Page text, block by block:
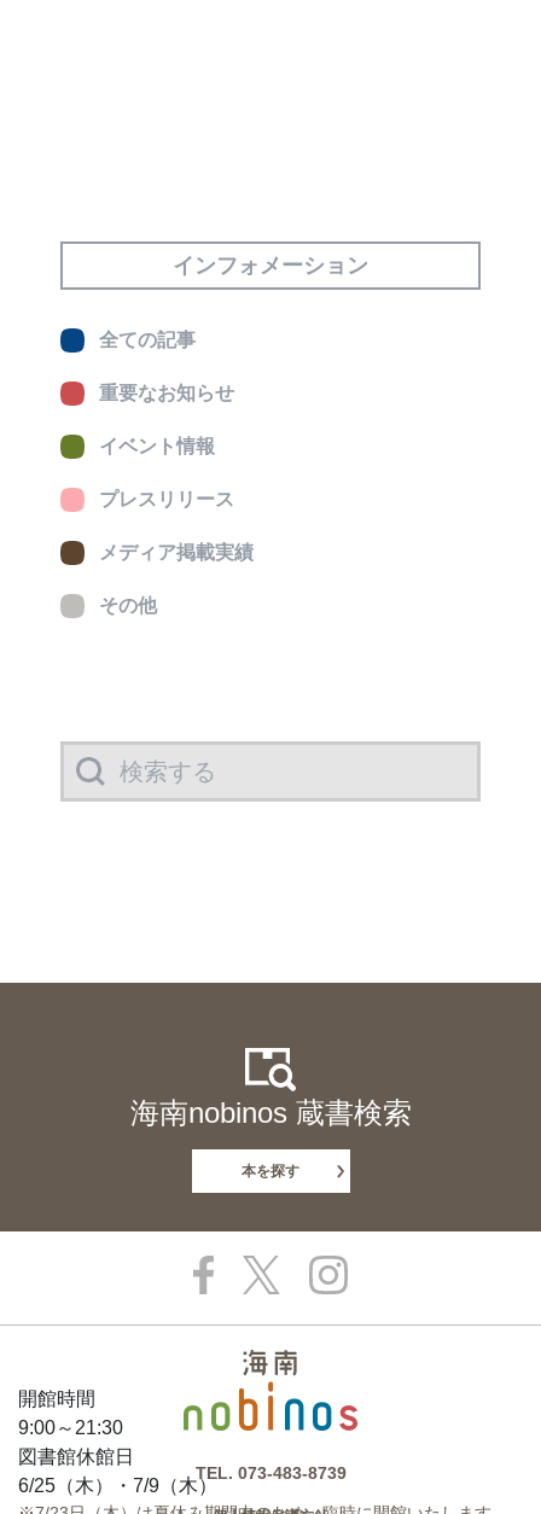
開館時間
9:00～21:30
図書館休館日
6/25（木）・7/9（木）
インフォメーション
全ての記事
重要なお知らせ
イベント情報
プレスリリース
メディア掲載実績
その他
海南nobinos 蔵書検索
本を探す
TEL. 073-483-8739